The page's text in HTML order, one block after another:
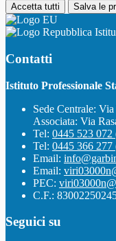
Accetta tutti Salva le
Contatti
Istituto Professionale
Sede Centrale:
Associata: Via
Tel: 0445 523 072
Tel: 0445 366 277
Email:
Email:
PEC:
C.F.:
Seguici su